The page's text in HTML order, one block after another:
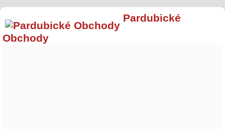
Pardubické
Obchody